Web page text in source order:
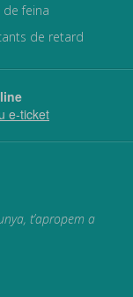
feina
de retard
e-ticket
t’apropem a